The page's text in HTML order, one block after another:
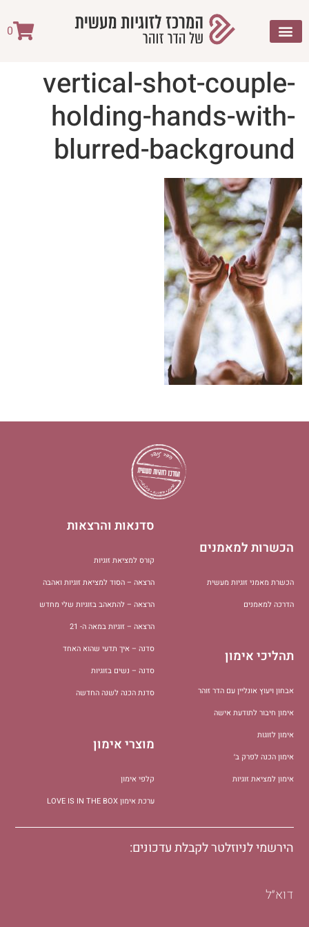
0
vertical-shot-couple-
holding-hands-with-
blurred-background
הכשרות למאמנים
הכשרת מאמני זוגיות מעשית
הדרכה למאמנים
תהליכי אימון
אבחון ויעוץ אונליין עם הדר זוהר
אימון חיבור לתודעת אישה
אימון לזוגות
אימון הכנה לפרק ב׳
אימון למציאת זוגיות
סדנאות והרצאות
קורס למציאת זוגיות
הרצאה – הסוד למציאת זוגיות ואהבה
הרצאה – להתאהב בזוגיות שלי מחדש
הרצאה – זוגיות במאה ה- 21
סדנה – איך תדעי שהוא האחד
סדנה – נשים בזוגיות
סדנת הכנה לשנה החדשה
מוצרי אימון
קלפי אימון
ערכת אימון LOVE IS IN THE BOX
הירשמי לניוזלטר לקבלת עדכונים:
דוא״ל